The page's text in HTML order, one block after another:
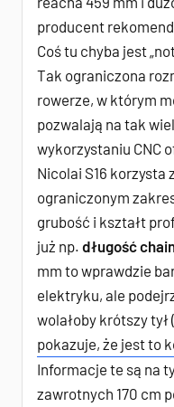
producent
Coś tu chyba jest
Tak ograniczona
rowerze, w którym
pozwalają na tak
wykorzystaniu CNC
Nicolai S16 korzysta
ograniczonym
grubość i kształt
już np. długość
mm to wprawdzie
elektryku, ale
wolałoby krótszy tył
pokazuje, że jest to
Informacje te są na
zawrotnych 170 cm